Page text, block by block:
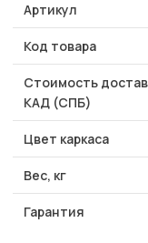
Артикул
Код товара
Стоимость
КАД (СПБ)
Цвет каркаса
Вес, кг
Гарантия